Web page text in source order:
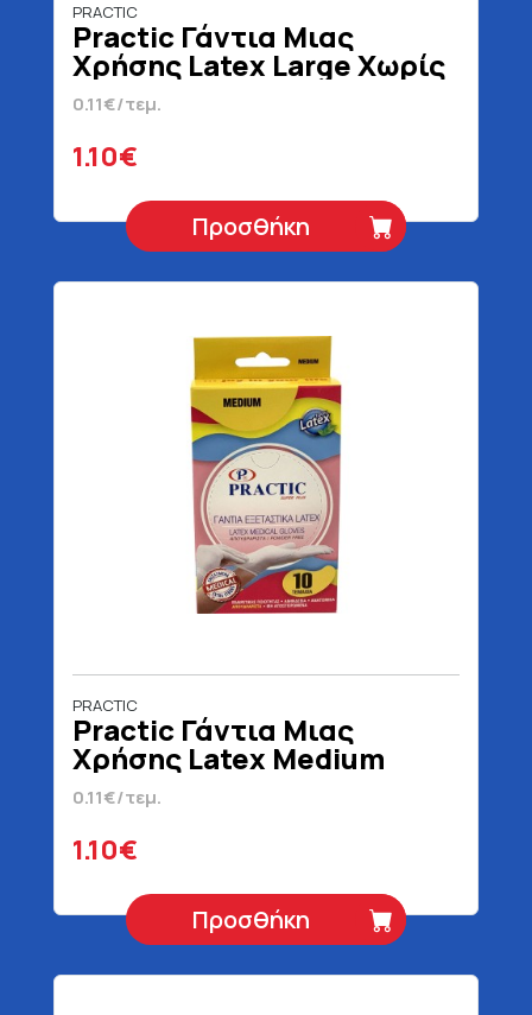
PRACTIC
Practic Γάντια Μιας
Χρήσης Latex Large Χωρίς
Πούδρα 10 Τεμάχια
0.11€/τεμ.
1.10€
Προσθήκη
PRACTIC
Practic Γάντια Μιας
Χρήσης Latex Medium
Χωρίς Πούδρα 10 Τεμάχια
0.11€/τεμ.
1.10€
Προσθήκη